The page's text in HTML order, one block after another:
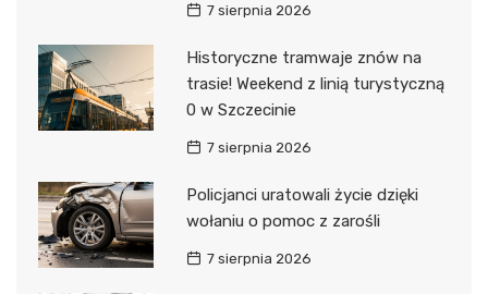
7 sierpnia 2026
Historyczne tramwaje znów na
trasie! Weekend z linią turystyczną
0 w Szczecinie
7 sierpnia 2026
Policjanci uratowali życie dzięki
wołaniu o pomoc z zarośli
7 sierpnia 2026